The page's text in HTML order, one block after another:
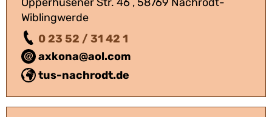
tus-nachrodt.de
axkona@aol.com
Wiblingwerde
0 23 52 / 31 42 1